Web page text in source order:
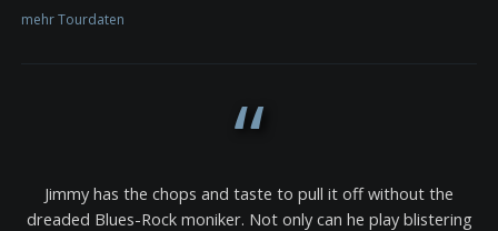
mehr Tourdaten
Jimmy has the chops and taste to pull it off without the
dreaded Blues-Rock moniker. Not only can he play blistering